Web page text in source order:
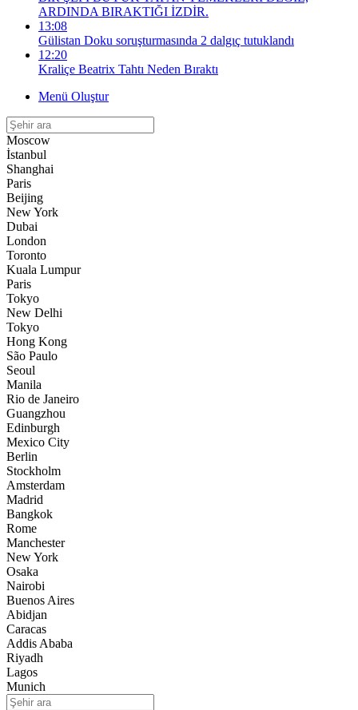
ARDINDA BIRAKTIĞI İZDİR.
13:08
Gülistan Doku soruşturmasında 2 dalgıç tutuklandı
12:20
Kraliçe Beatrix Tahtı Neden Bıraktı
Menü Oluştur
Moscow
İstanbul
Shanghai
Paris
Beijing
New York
Dubai
London
Toronto
Kuala Lumpur
Paris
Tokyo
New Delhi
Tokyo
Hong Kong
São Paulo
Seoul
Manila
Rio de Janeiro
Guangzhou
Edinburgh
Mexico City
Berlin
Stockholm
Amsterdam
Madrid
Bangkok
Rome
Manchester
New York
Osaka
Nairobi
Buenos Aires
Abidjan
Caracas
Addis Ababa
Riyadh
Lagos
Munich